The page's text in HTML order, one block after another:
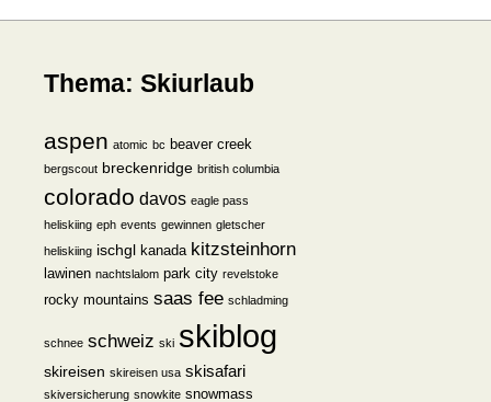
Thema: Skiurlaub
aspen atomic bc beaver creek
bergscout breckenridge british columbia
colorado davos eagle pass
heliskiing eph events gewinnen gletscher
heliskiing ischgl kanada kitzsteinhorn
lawinen nachtslalom park city revelstoke
rocky mountains saas fee schladming
schnee schweiz ski skiblog
skireisen skireisen usa skisafari
skiversicherung snowkite snowmass